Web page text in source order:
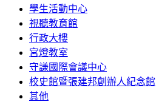
學生活動中心
視聽教育館
行政大樓
宮燈教室
守謙國際會議中心
校史館暨張建邦創辦人紀念館
其他